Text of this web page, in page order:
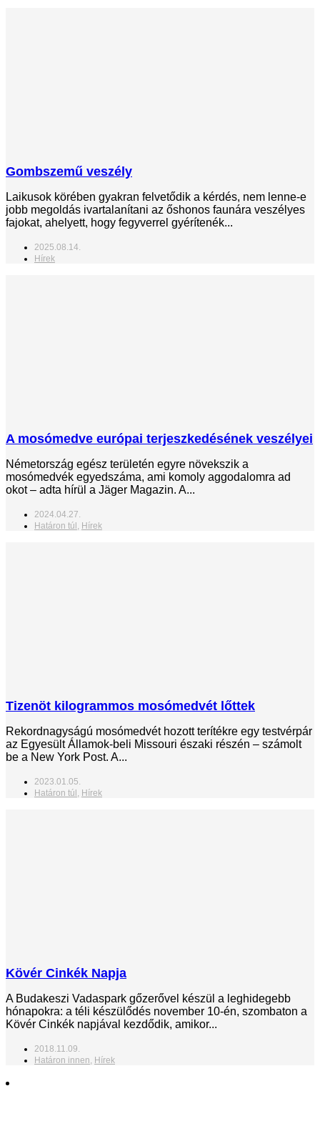
Gombszemű veszély
Laikusok körében gyakran felvetődik a kérdés, nem lenne-e
jobb megoldás ivartalanítani az őshonos faunára veszélyes
fajokat, ahelyett, hogy fegyverrel gyérítenék...
2025.08.14.
Hírek
A mosómedve európai terjeszkedésének veszélyei
Németország egész területén egyre növekszik a
mosómedvék egyedszáma, ami komoly aggodalomra ad
okot – adta hírül a Jäger Magazin. A...
2024.04.27.
Határon túl Hírek
Tizenöt kilogrammos mosómedvét lőttek
Rekordnagyságú mosómedvét hozott terítékre egy testvérpár
az Egyesült Államok-beli Missouri északi részén – számolt
be a New York Post. A...
2023.01.05.
Határon túl Hírek
Kövér Cinkék Napja
A Budakeszi Vadaspark gőzerővel készül a leghidegebb
hónapokra: a téli készülődés november 10-én, szombaton a
Kövér Cinkék napjával kezdődik, amikor...
2018.11.09.
Határon innen Hírek